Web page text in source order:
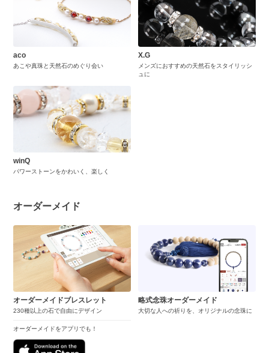
aco
あこや真珠と天然石のめぐり会い
X.G
メンズにおすすめの天然石をスタイリッシ
ュに
winQ
パワーストーンをかわいく、楽しく
オーダーメイド
オーダーメイドブレスレット
230種以上の石で自由にデザイン
オーダーメイドをアプリでも！
略式念珠オーダーメイド
大切な人への祈りを、オリジナルの念珠に